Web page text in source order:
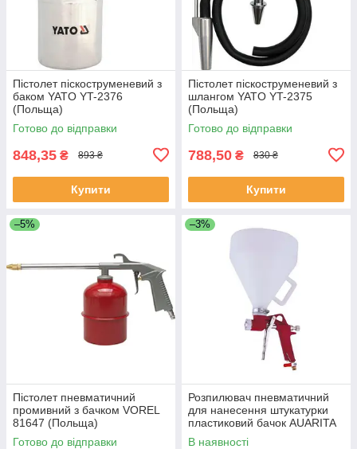
Пістолет піскоструменевий з
баком YATO YT-2376
(Польща)
Готово до відправки
848,35 ₴ 893 ₴
Купити
Пістолет піскоструменевий з
шлангом YATO YT-2375
(Польща)
Готово до відправки
788,50 ₴ 830 ₴
Купити
–5%
Пістолет пневматичний
промивний з бачком VOREL
81647 (Польща)
Готово до відправки
–3%
Розпилювач пневматичний
для нанесення штукатурки
пластиковий бачок AUARITA
FR-301 (Італія/Китай)
В наявності